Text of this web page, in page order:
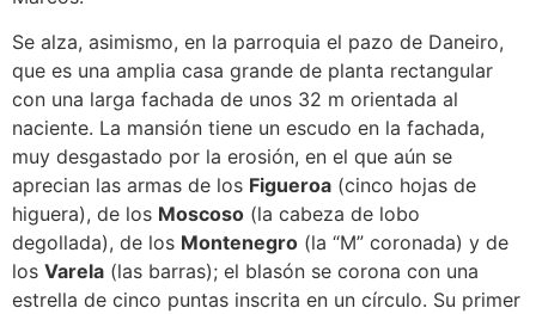
Se alza, asimismo, en la parroquia el pazo de Daneiro,
que es una amplia casa grande de planta rectangular
con una larga fachada de unos 32 m orientada al
naciente. La mansión tiene un escudo en la fachada,
muy desgastado por la erosión, en el que aún se
aprecian las armas de los Figueroa (cinco hojas de
higuera), de los Moscoso (la cabeza de lobo
degollada), de los Montenegro (la “M” coronada) y de
los Varela (las barras); el blasón se corona con una
estrella de cinco puntas inscrita en un círculo. Su primer